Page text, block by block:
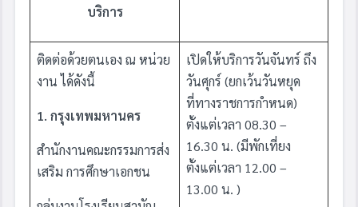
บริการ
ติดต่อด้วยตนเอง ณ หน่วย
งาน ได้ดังนี้
1. กรุงเทพมหานคร
สำนักงานคณะกรรมการส่ง
เสริม การศึกษาเอกชน
เปิดให้บริการวันจันทร์ ถึง
วันศุกร์ (ยกเว้นวันหยุด
ที่ทางราชการกำหนด)
ตั้งแต่เวลา 08.30 –
16.30 น. (มีพักเที่ยง
ตั้งแต่เวลา 12.00 –
13.00 น. )